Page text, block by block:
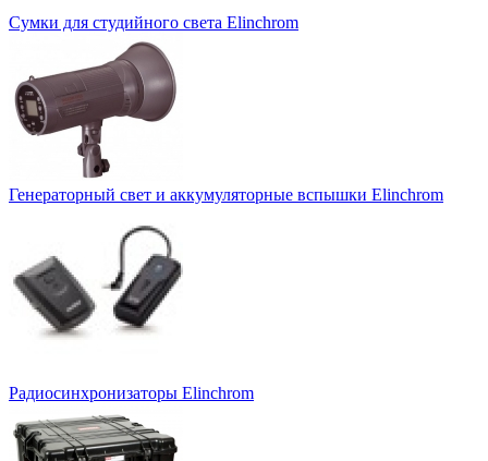
Сумки для студийного света Elinchrom
Генераторный свет и аккумуляторные вспышки Elinchrom
Радиосинхронизаторы Elinchrom